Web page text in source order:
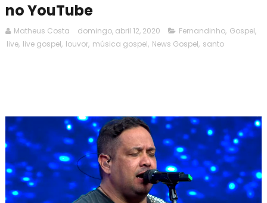
no YouTube
Matheus Costa domingo, abril 12, 2020 Fernandinho, Gospel,
live, live gospel, louvor, música gospel, News Gospel, santo